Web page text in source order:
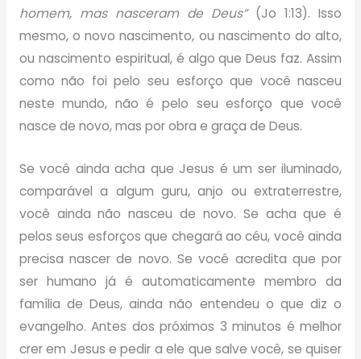
homem, mas nasceram de Deus”(Jo 1:13). Isso
mesmo, o novo nascimento, ou nascimento do alto,
ou nascimento espiritual, é algo que Deus faz. Assim
como não foi pelo seu esforço que você nasceu
neste mundo, não é pelo seu esforço que você
nasce de novo, mas por obra e graça de Deus.
Se você ainda acha que Jesus é um ser iluminado,
comparável a algum guru, anjo ou extraterrestre,
você ainda não nasceu de novo. Se acha que é
pelos seus esforços que chegará ao céu, você ainda
precisa nascer de novo. Se você acredita que por
ser humano já é automaticamente membro da
família de Deus, ainda não entendeu o que diz o
evangelho. Antes dos próximos 3 minutos é melhor
crer em Jesus e pedir a ele que salve você, se quiser